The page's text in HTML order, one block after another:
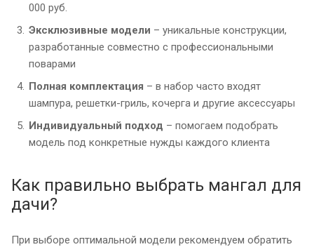
000 руб.
Эксклюзивные модели – уникальные конструкции,
разработанные совместно с профессиональными
поварами
Полная комплектация – в набор часто входят
шампура, решетки-гриль, кочерга и другие аксессуары
Индивидуальный подход – помогаем подобрать
модель под конкретные нужды каждого клиента
Как правильно выбрать мангал для
дачи?
При выборе оптимальной модели рекомендуем обратить